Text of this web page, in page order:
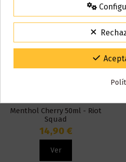
Menthol Cherry 50ml - Riot
Squad
14,90 €
Ver
15% de
Para agradecerte la espera
Código:
Gracias por tu paciencia y por seguir